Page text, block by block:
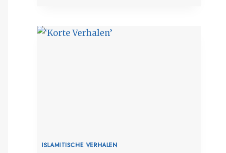
ISLAMITISCHE VERHALEN